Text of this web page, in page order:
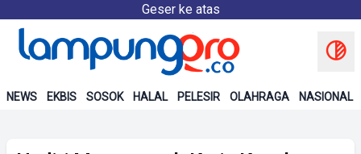
Geser ke atas
NEWS EKBIS SOSOK HALAL PELESIR OLAHRAGA NASIONAL